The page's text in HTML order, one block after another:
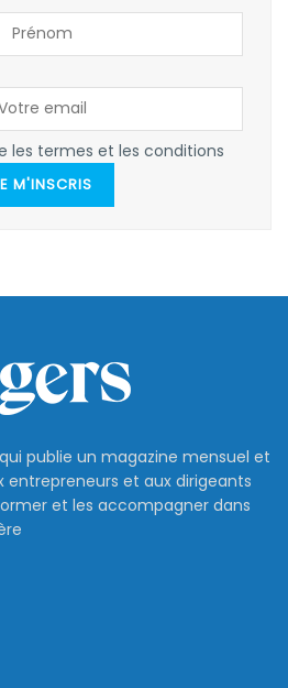
les termes et les conditions
M'INSCRIS
publie un magazine mensuel et
entrepreneurs et aux dirigeants
et les accompagner dans